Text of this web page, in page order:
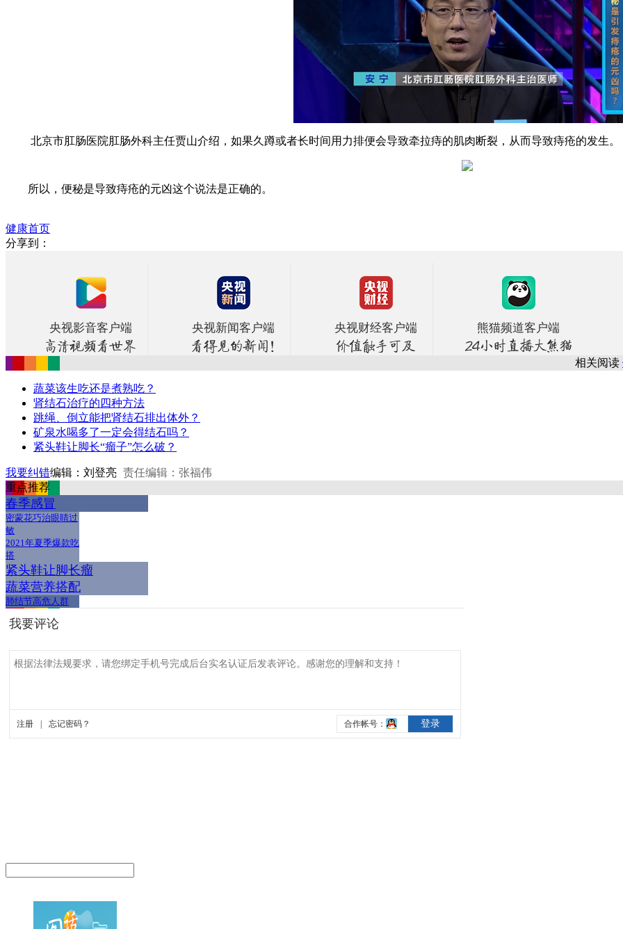
北京市肛肠医院肛肠外科主任贾山介绍，如果久蹲或者长时间用力排便会导致牵拉痔的肌肉断裂，从而导致痔疮的发生。
所以，便秘是导致痔疮的元凶这个说法是正确的。
健康首页
分享到：
央视影音客户端 央视新闻客户端 央视财经客户端 熊猫频道客户端
相关阅读
蔬菜该生吃还是煮熟吃？
肾结石治疗的四种方法
跳绳、倒立能把肾结石排出体外？
矿泉水喝多了一定会得结石吗？
紧头鞋让脚长“瘤子”怎么破？
我要纠错编辑：刘登亮 责任编辑：张福伟
重点推荐
春季感冒
密蒙花巧治眼睛过
敏
2021年夏季爆款吃
搭
紧头鞋让脚长瘤
蔬菜营养搭配
肺结节高危人群